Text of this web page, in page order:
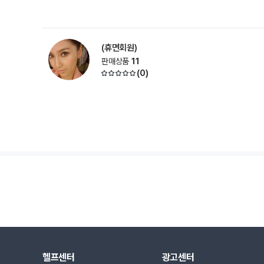
(휴면회원)
판매상품 11
(0)
헬프센터 광고센터